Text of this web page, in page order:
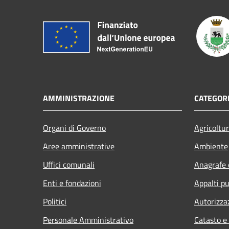
AMMINISTRAZIONE
Organi di Governo
Aree amministrative
Uffici comunali
Enti e fondazioni
Politici
Personale Amministrativo
Ambiente
Appalti
Catasto